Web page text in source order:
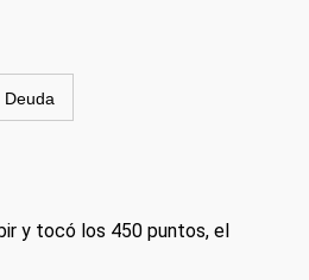
Deuda
y tocó los 450 puntos, el